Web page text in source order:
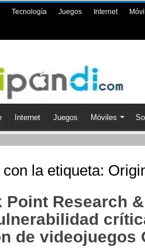
Tecnología Juegos Internet
Internet Juegos Móviles
la etiqueta:
Point Research
de videojuegos